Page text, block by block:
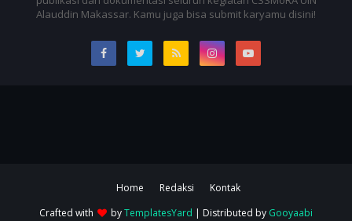
Alauddin Makassar. Kamu juga bisa submit karyamu disini!
Home Redaksi
Kontak
Crafted with
byTemplatesYard | Distributed by Gooyaabi